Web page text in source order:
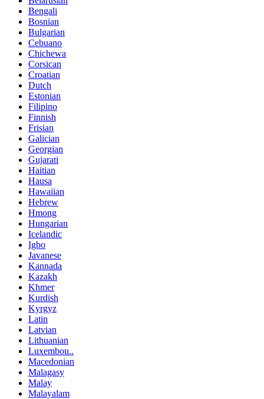
Bengali
Bosnian
Bulgarian
Cebuano
Chichewa
Corsican
Croatian
Dutch
Estonian
Filipino
Finnish
Frisian
Galician
Georgian
Gujarati
Haitian
Hausa
Hawaiian
Hebrew
Hmong
Hungarian
Icelandic
Igbo
Javanese
Kannada
Kazakh
Khmer
Kurdish
Kyrgyz
Latin
Latvian
Lithuanian
Luxembou..
Macedonian
Malagasy
Malay
Malayalam